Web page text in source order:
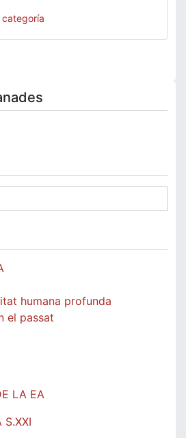
categoría
humana profunda
el passat
LA EA
S.XXI